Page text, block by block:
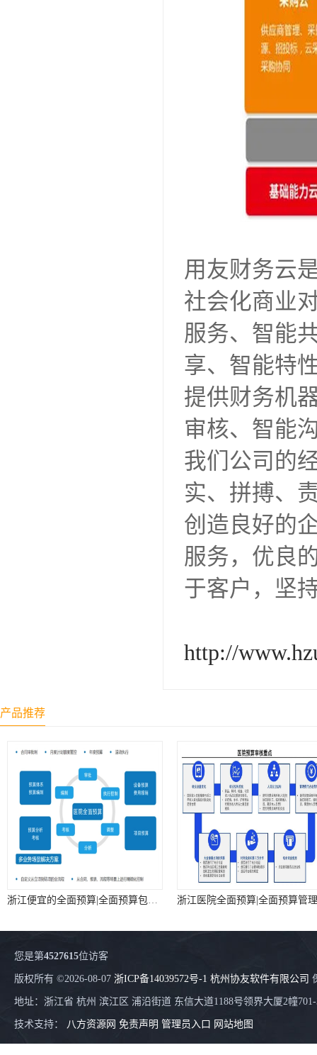
用友财务云
社会化商业
服务、智能
享、智能特
提供财务机
审核、智能
我们公司的
实、拼搏、
创造良好的
服务，优良
于客户，坚
http://
产品推荐
浙江便宜的全面预算|全面预算包括|全面预算解决方案
您是第4527615位访客
版权所有 ©2026-08-07 浙ICP备14039572号-1 杭州协友软件有限公司
地址：浙江省 杭州 滨江区 浦沿街道 东信大道1188号领界大厦2幢
技术支持： 八方资源网 免责声明 管理员入口 网站地图